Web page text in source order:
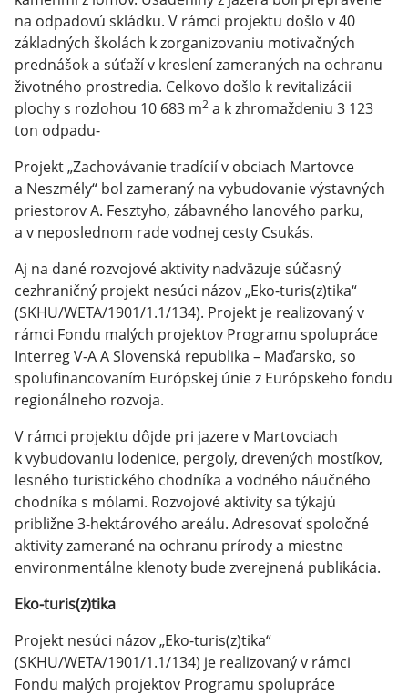
na odpadovú skládku. V rámci projektu došlo v 40
základných školách k zorganizovaniu motivačných
prednášok a súťaží v kreslení zameraných na ochranu
životného prostredia. Celkovo došlo k revitalizácii
plochy s rozlohou 10 683 m2 a k zhromaždeniu 3 123
ton odpadu-
Projekt „Zachovávanie tradícií v obciach Martovce
a Neszmély“ bol zameraný na vybudovanie výstavných
priestorov A. Fesztyho, zábavného lanového parku,
a v neposlednom rade vodnej cesty Csukás.
Aj na dané rozvojové aktivity nadväzuje súčasný
cezhraničný projekt nesúci názov „Eko-turis(z)tika“
(SKHU/WETA/1901/1.1/134). Projekt je realizovaný v
rámci Fondu malých projektov Programu spolupráce
Interreg V-A A Slovenská republika – Maďarsko, so
spolufinancovaním Európskej únie z Európskeho fondu
regionálneho rozvoja.
V rámci projektu dôjde pri jazere v Martovciach
k vybudovaniu lodenice, pergoly, drevených mostíkov,
lesného turistického chodníka a vodného náučného
chodníka s mólami. Rozvojové aktivity sa týkajú
približne 3-hektárového areálu. Adresovať spoločné
aktivity zamerané na ochranu prírody a miestne
environmentálne klenoty bude zverejnená publikácia.
Eko-turis(z)tika
Projekt nesúci názov „Eko-turis(z)tika“
(SKHU/WETA/1901/1.1/134) je realizovaný v rámci
Fondu malých projektov Programu spolupráce